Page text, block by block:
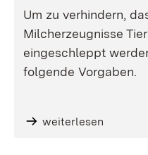
Um zu verhindern,
Milcherzeugnisse
eingeschleppt
folgende Vorgaben.
weiterlesen